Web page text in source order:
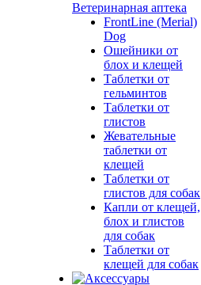
Ветеринарная аптека
FrontLine (Merial)
Dog
Ошейники от
блох и клещей
Таблетки от
гельминтов
Таблетки от
глистов
Жевательные
таблетки от
клещей
Таблетки от
глистов для собак
Капли от клещей,
блох и глистов
для собак
Таблетки от
клещей для собак